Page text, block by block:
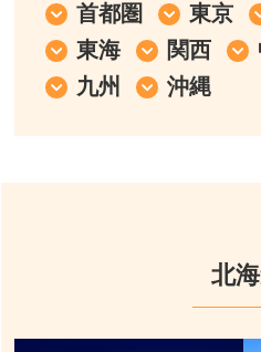
首都圏
東京
東海
関西
九州
沖縄
北